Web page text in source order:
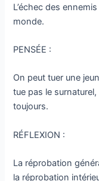
L’échec des
monde.
PENSÉE :
On peut tuer une
tue pas le
toujours.
RÉFLEXION :
La réprobation
la réprobation